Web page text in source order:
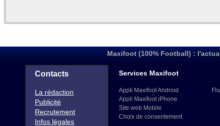
Maxifoot (100% Football) :
Contacts
La rédaction
Publicité
Recrutement
Infos légales
Services Maxifoot
Appli Maxifoot Android
Appli Maxifoot iPhone
Site web Mobile
Choix de consentement